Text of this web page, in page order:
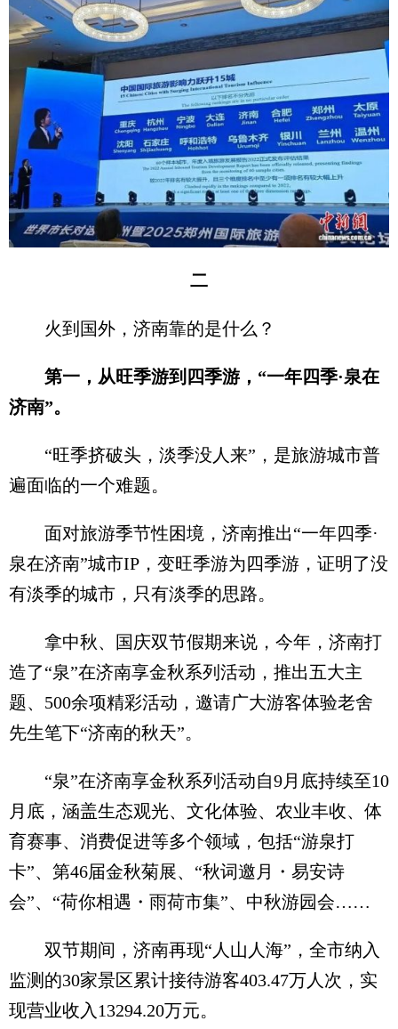
二
火到国外，济南靠的是什么？
第一，从旺季游到四季游，“一年四季·泉在
济南”。
“旺季挤破头，淡季没人来”，是旅游城市普
遍面临的一个难题。
面对旅游季节性困境，济南推出“一年四季·
泉在济南”城市IP，变旺季游为四季游，证明了没
有淡季的城市，只有淡季的思路。
拿中秋、国庆双节假期来说，今年，济南打
造了“泉”在济南享金秋系列活动，推出五大主
题、500余项精彩活动，邀请广大游客体验老舍
先生笔下“济南的秋天”。
“泉”在济南享金秋系列活动自9月底持续至10
月底，涵盖生态观光、文化体验、农业丰收、体
育赛事、消费促进等多个领域，包括“游泉打
卡”、第46届金秋菊展、“秋词邀月・易安诗
会”、“荷你相遇・雨荷市集”、中秋游园会……
双节期间，济南再现“人山人海”，全市纳入
监测的30家景区累计接待游客403.47万人次，实
现营业收入13294.20万元。